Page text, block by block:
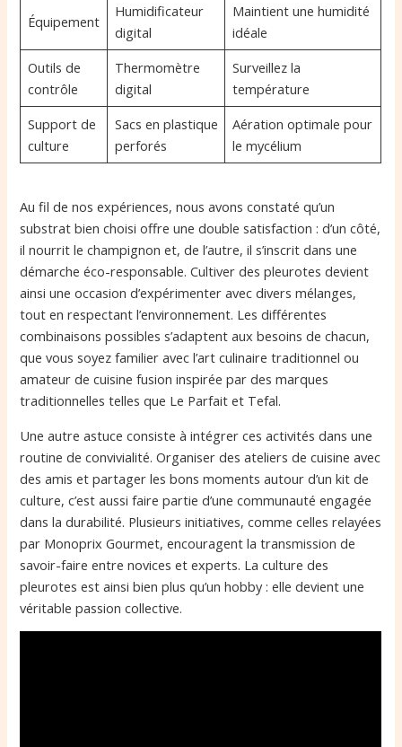
Équipement
Humidificateur
digital
Maintient une humidité
idéale
Outils de
contrôle
Thermomètre
digital
Surveillez la
température
Support de
culture
Sacs en plastique
perforés
Aération optimale pour
le mycélium
Au fil de nos expériences, nous avons constaté qu’un
substrat bien choisi offre une double satisfaction : d’un côté,
il nourrit le champignon et, de l’autre, il s’inscrit dans une
démarche éco-responsable. Cultiver des pleurotes devient
ainsi une occasion d’expérimenter avec divers mélanges,
tout en respectant l’environnement. Les différentes
combinaisons possibles s’adaptent aux besoins de chacun,
que vous soyez familier avec l’art culinaire traditionnel ou
amateur de cuisine fusion inspirée par des marques
traditionnelles telles que Le Parfait et Tefal.
Une autre astuce consiste à intégrer ces activités dans une
routine de convivialité. Organiser des ateliers de cuisine avec
des amis et partager les bons moments autour d’un kit de
culture, c’est aussi faire partie d’une communauté engagée
dans la durabilité. Plusieurs initiatives, comme celles relayées
par Monoprix Gourmet, encouragent la transmission de
savoir-faire entre novices et experts. La culture des
pleurotes est ainsi bien plus qu’un hobby : elle devient une
véritable passion collective.